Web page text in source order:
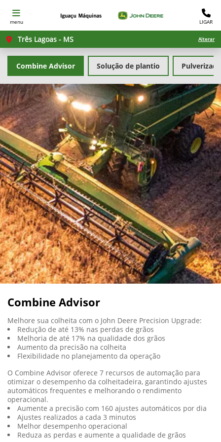
menu LIGAR
Três Lagoas - MS Alterar
Solução de plantio
Combine Advisor
Combine Advisor
Melhore sua colheita com o John Deere Precision Upgrade:
Redução de até 13% nas perdas de grãos
Melhoria de até 17% na qualidade dos grãos
Aumento da precisão na colheita
Flexibilidade no planejamento da operação
O Combine Advisor oferece 7 recursos de automação para
otimizar o desempenho da colheitadeira, garantindo ajustes
automáticos frequentes e melhorando o rendimento
operacional.
Aumente a precisão com 160 ajustes automáticos por dia
Ajustes realizados a cada 3 minutos
Melhor desempenho operacional
Reduza as perdas e aumente a qualidade de grãos